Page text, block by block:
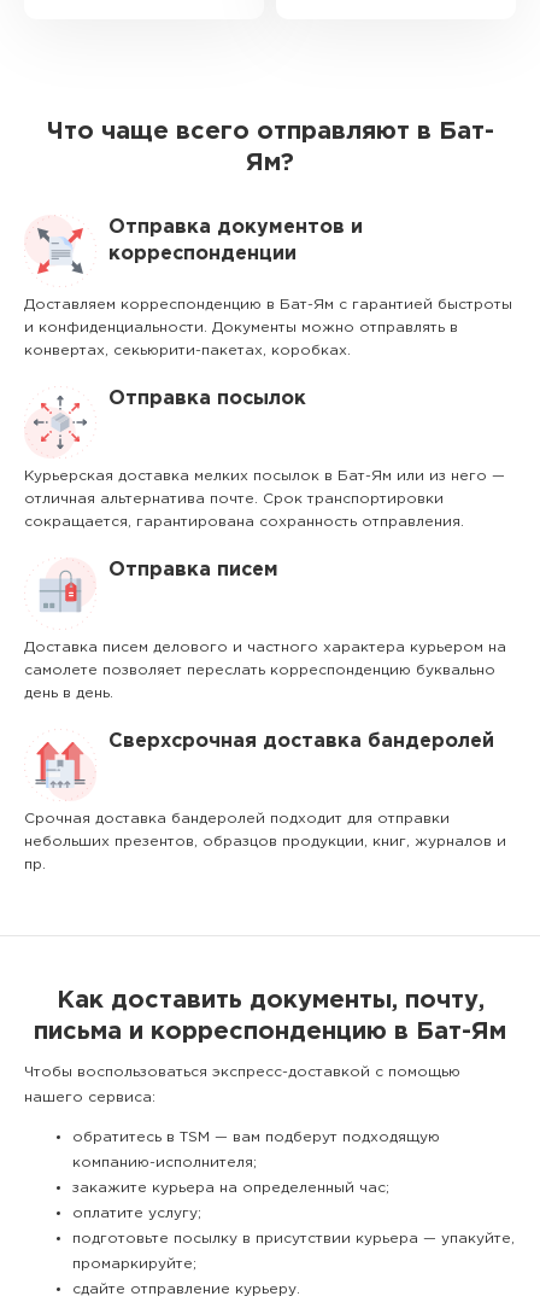
Что чаще всего отправляют в Бат-
Ям?
Отправка документов и
корреспонденции
Доставляем корреспонденцию в Бат-Ям с гарантией быстроты
и конфиденциальности. Документы можно отправлять в
конвертах, секьюрити-пакетах, коробках.
Отправка посылок
Курьерская доставка мелких посылок в Бат-Ям или из него —
отличная альтернатива почте. Срок транспортировки
сокращается, гарантирована сохранность отправления.
Отправка писем
Доставка писем делового и частного характера курьером на
самолете позволяет переслать корреспонденцию буквально
день в день.
Сверхсрочная доставка бандеролей
Срочная доставка бандеролей подходит для отправки
небольших презентов, образцов продукции, книг, журналов и
пр.
Как доставить документы, почту,
письма и корреспонденцию в Бат-Ям
Чтобы воспользоваться экспресс-доставкой с помощью
нашего сервиса:
обратитесь в TSM — вам подберут подходящую
компанию-исполнителя;
закажите курьера на определенный час;
оплатите услугу;
подготовьте посылку в присутствии курьера — упакуйте,
промаркируйте;
сдайте отправление курьеру.